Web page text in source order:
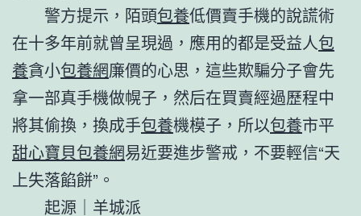
警方提示，陌頭包養低價賣手機的說謊術
在十多年前就曾呈現過，應用的都是受益人包
養貪小包養網廉價的心思，這些欺騙分子會先
拿一部真手機做幌子，然后在買賣經過歷程中
將其偷換，換成手包養機模子，所以包養市平
甜心寶貝包養網易近要進步警戒，不要輕信“天
上失落餡餅”。
起源｜羊城派